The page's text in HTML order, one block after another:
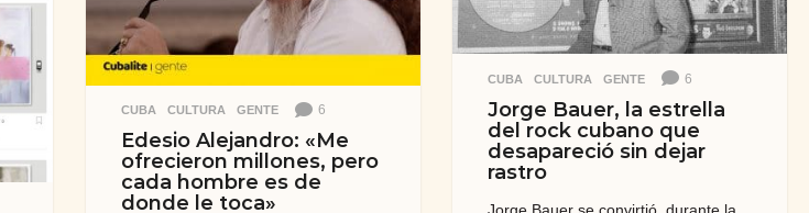
s
CUBA ,CULTURA ,GENTE 6
Jorge Bauer, la estrella
del rock cubano que
desapareció sin dejar
rastro
CUBA ,CULTURA ,GENTE 6
Edesio Alejandro: «Me
ofrecieron millones, pero
cada hombre es de
donde le toca»